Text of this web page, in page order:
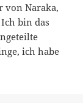
von Naraka,
bin das
ich habe